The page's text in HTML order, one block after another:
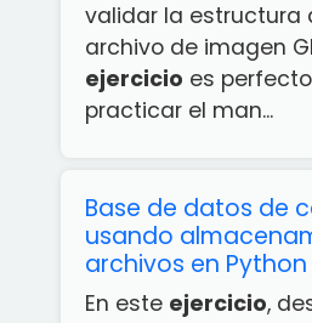
validar la estructura
archivo de imagen
ejercicio es
practicar el man...
Base de datos de
usando
archivos en Python
En este ejercicio,